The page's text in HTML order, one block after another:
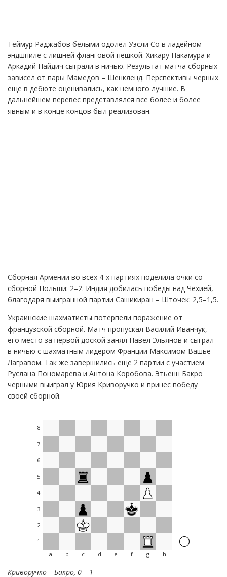
Теймур Раджабов белыми одолел Уэсли Со в ладейном
эндшпиле с лишней фланговой пешкой. Хикару Накамура и
Аркадий Найдич сыграли в ничью. Результат матча сборных
зависел от пары Мамедов – Шенкленд. Перспективы черных
еще в дебюте оценивались, как немного лучшие. В
дальнейшем перевес представлялся все более и более
явным и в конце концов был реализован.
Сборная Армении во всех 4-х партиях поделила очки со
сборной Польши: 2–2. Индия добилась победы над Чехией,
благодаря выигранной партии Сашикиран – Шточек: 2,5–1,5.
Украинские шахматисты потерпели поражение от
французской сборной. Матч пропускал Василий Иванчук,
его место за первой доской занял Павел Эльянов и сыграл
в ничью с шахматным лидером Франции Максимом Вашье-
Лагравом. Так же завершились еще 2 партии с участием
Руслана Пономарева и Антона Коробова. Этьенн Бакро
черными выиграл у Юрия Криворучко и принес победу
своей сборной.
8
7
6
5
4
3
2
1
a
b c d e f g h
Криворучко – Бакро, 0 – 1